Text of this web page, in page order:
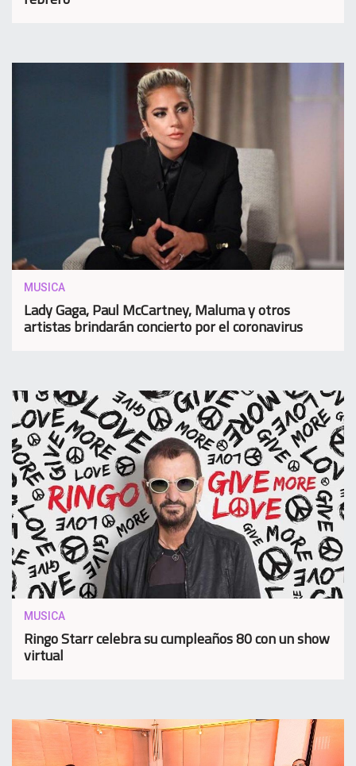
MUSICA
Lady Gaga, Paul McCartney, Maluma y otros
artistas brindarán concierto por el coronavirus
MUSICA
Ringo Starr celebra su cumpleaños 80 con un show
virtual